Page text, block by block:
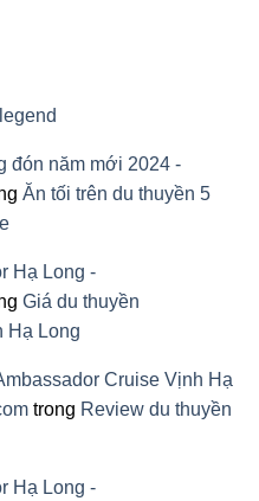
đón năm mới 2024 -
Ăn tối trên du thuyền 5
Hạ Long -
Giá du thuyền
Hạ Long
Cruise Vịnh Hạ
trong Review du thuyền
Hạ Long -